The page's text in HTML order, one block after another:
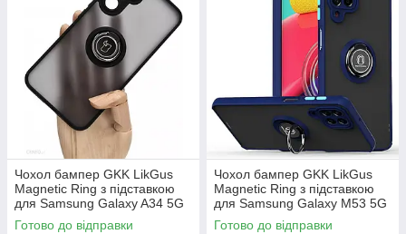
Чохол бампер GKK LikGus
Magnetic Ring з підставкою
для Samsung Galaxy A34 5G
(2023) A346 Black
Готово до відправки
Чохол бампер GKK LikGus
Magnetic Ring з підставкою
для Samsung Galaxy M53 5G
M536 Blue
Готово до відправки